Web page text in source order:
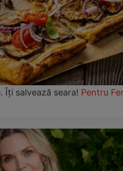
Îți salvează seara! Pentru